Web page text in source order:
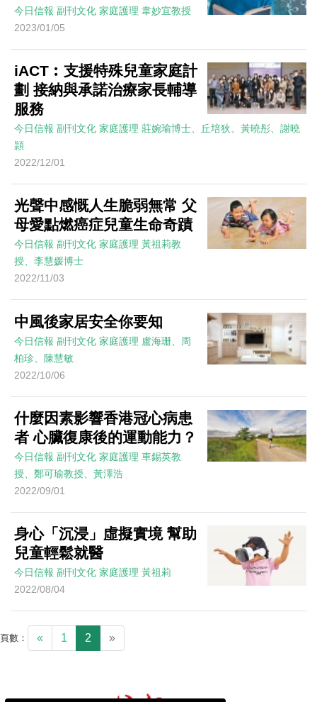
今日信報 副刊文化 家庭護理 韋妙宜教授
2023/01/05
iACT︰支援特殊兒童家庭計
劃 接納與承諾治療家長輔導
服務
今日信報 副刊文化 家庭護理 莊婉瑜博士、丘培狄、黃曉彤、謝曉
頴
2022/12/01
光聲中感慨人生脆弱無常 父
母愛點燃癌症兒童生命奇蹟
今日信報 副刊文化 家庭護理 黃祖莉教
授、李慧媛博士
2022/11/03
中風後家居安全你要知
今日信報 副刊文化 家庭護理 盧海珊、周
柏珍、陳慧敏
2022/10/06
什麼因素影響香港冠心病患
者 心臟復康後的運動能力？
今日信報 副刊文化 家庭護理 車錫英教
授、鄭可瑜教授、黃澤浩
2022/09/01
身心「沉浸」虛擬實境 幫助
兒童輕鬆就醫
今日信報 副刊文化 家庭護理 黃祖莉
2022/08/04
頁數： « 1 2 »